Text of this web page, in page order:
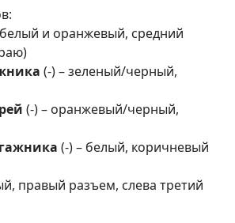
и оранжевый, средний
(-) – зеленый/черный,
(-) – оранжевый/черный,
(-) – белый, коричневый
правый разъем, слева третий